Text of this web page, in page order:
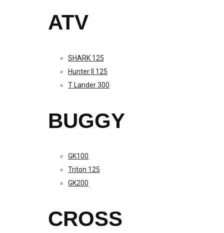
ATV
SHARK 125
Hunter II 125
T Lander 300
BUGGY
GK100
Triton 125
GK200
CROSS